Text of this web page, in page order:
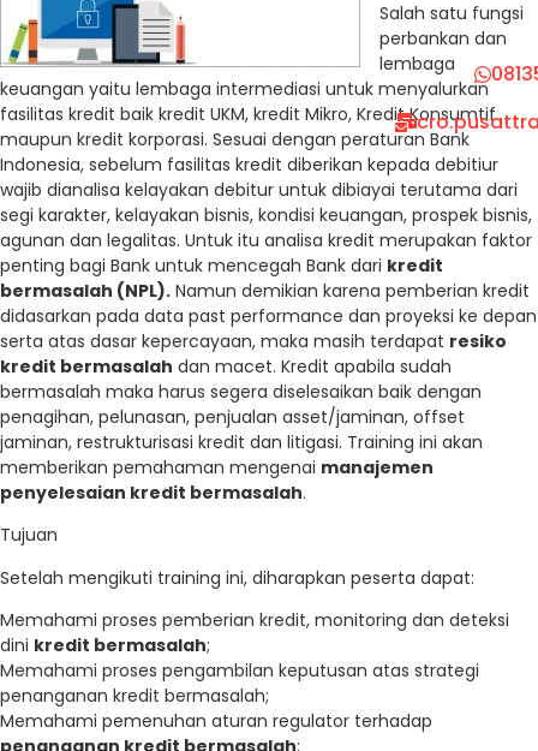
Salah satu fungsi
perbankan dan
lembaga
keuangan yaitu lembaga intermediasi untuk menyalurkan
fasilitas kredit baik kredit UKM, kredit Mikro, Kredit Konsumtif
maupun kredit korporasi. Sesuai dengan peraturan Bank
Indonesia, sebelum fasilitas kredit diberikan kepada debitiur
wajib dianalisa kelayakan debitur untuk dibiayai terutama dari
segi karakter, kelayakan bisnis, kondisi keuangan, prospek bisnis,
agunan dan legalitas. Untuk itu analisa kredit merupakan faktor
penting bagi Bank untuk mencegah Bank dari kredit
bermasalah (NPL). Namun demikian karena pemberian kredit
didasarkan pada data past performance dan proyeksi ke depan
serta atas dasar kepercayaan, maka masih terdapat resiko
kredit bermasalah dan macet. Kredit apabila sudah
bermasalah maka harus segera diselesaikan baik dengan
penagihan, pelunasan, penjualan asset/jaminan, offset
jaminan, restrukturisasi kredit dan litigasi. Training ini akan
memberikan pemahaman mengenai manajemen
penyelesaian kredit bermasalah.
Tujuan
Setelah mengikuti training ini, diharapkan peserta dapat:
Memahami proses pemberian kredit, monitoring dan deteksi
dini kredit bermasalah;
Memahami proses pengambilan keputusan atas strategi
penanganan kredit bermasalah;
Memahami pemenuhan aturan regulator terhadap